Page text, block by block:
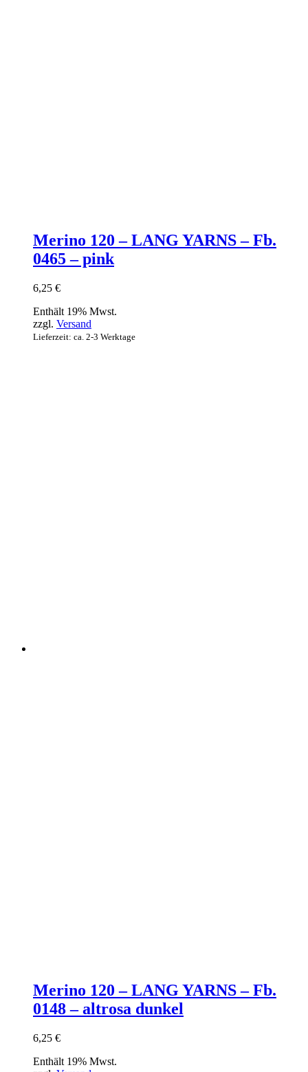
Merino 120 – LANG YARNS – Fb.
0465 – pink
6,25 €
Enthält 19% Mwst.
zzgl. Versand
Lieferzeit: ca. 2-3 Werktage
Merino 120 – LANG YARNS – Fb.
0148 – altrosa dunkel
6,25 €
Enthält 19% Mwst.